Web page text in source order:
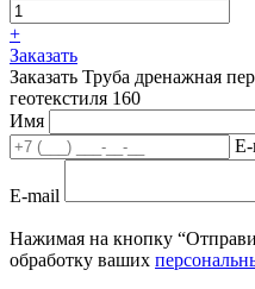
+
Заказать
Заказать Труба дренажная
геотекстиля 160
Имя
E-mail
Нажимая на кнопку
обработку ваших